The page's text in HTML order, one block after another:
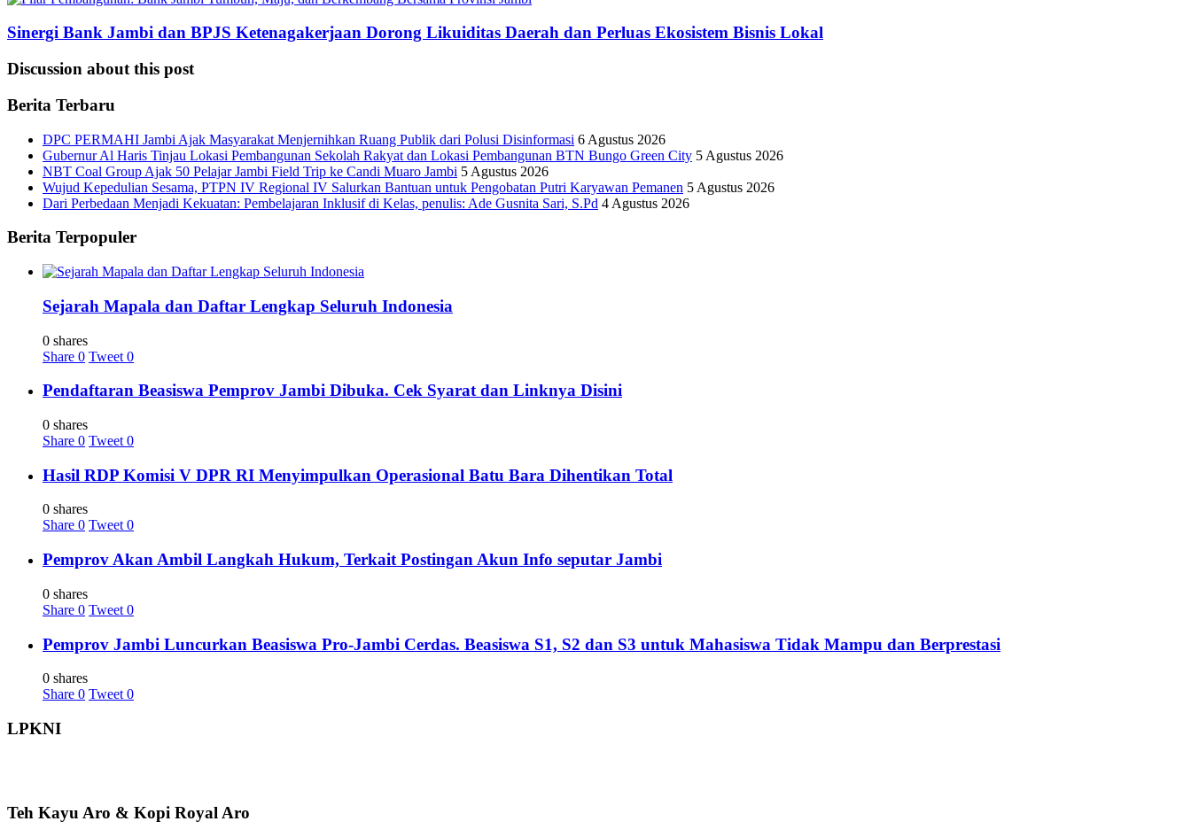
Sinergi Bank Jambi dan BPJS Ketenagakerjaan Dorong Likuiditas Daerah dan Perluas Ekosistem Bisnis Lokal
Discussion about this post
Berita Terbaru
DPC PERMAHI Jambi Ajak Masyarakat Menjernihkan Ruang Publik dari Polusi Disinformasi 6 Agustus 2026
Gubernur Al Haris Tinjau Lokasi Pembangunan Sekolah Rakyat dan Lokasi Pembangunan BTN Bungo Green City 5 Agustus 2026
NBT Coal Group Ajak 50 Pelajar Jambi Field Trip ke Candi Muaro Jambi 5 Agustus 2026
Wujud Kepedulian Sesama, PTPN IV Regional IV Salurkan Bantuan untuk Pengobatan Putri Karyawan Pemanen 5 Agustus 2026
Dari Perbedaan Menjadi Kekuatan: Pembelajaran Inklusif di Kelas, penulis: Ade Gusnita Sari, S.Pd 4 Agustus 2026
Berita Terpopuler
Sejarah Mapala dan Daftar Lengkap Seluruh Indonesia
0 shares
Share 0 Tweet 0
Pendaftaran Beasiswa Pemprov Jambi Dibuka. Cek Syarat dan Linknya Disini
0 shares
Share 0 Tweet 0
Hasil RDP Komisi V DPR RI Menyimpulkan Operasional Batu Bara Dihentikan Total
0 shares
Share 0 Tweet 0
Pemprov Akan Ambil Langkah Hukum, Terkait Postingan Akun Info seputar Jambi
0 shares
Share 0 Tweet 0
Pemprov Jambi Luncurkan Beasiswa Pro-Jambi Cerdas. Beasiswa S1, S2 dan S3 untuk Mahasiswa Tidak Mampu dan Berprestasi
0 shares
Share 0 Tweet 0
LPKNI
Teh Kayu Aro & Kopi Royal Aro